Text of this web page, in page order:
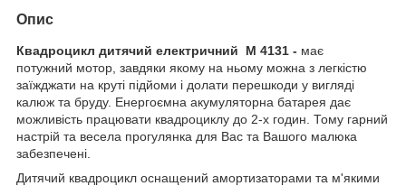
Опис
Квадроцикл дитячий електричний M 4131 - має
потужний мотор, завдяки якому на ньому можна з легкістю
заїжджати на круті підйоми і долати перешкоди у вигляді
калюж та бруду. Енергоємна акумуляторна батарея дає
можливість працювати квадроциклу до 2-х годин. Тому гарний
настрій та весела прогулянка для Вас та Вашого малюка
забезпечені.
Дитячий квадроцикл оснащений амортизаторами та м'якими